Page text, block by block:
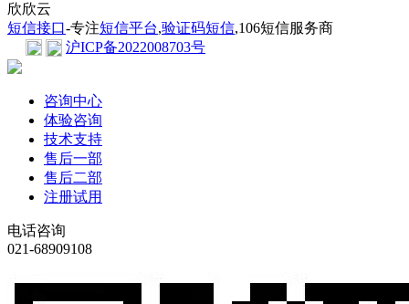
欣欣云
短信接口-专注短信平台,验证码短信,106短信服务商
沪ICP备2022008703号
咨询中心
体验咨询
技术支持
售后一部
售后二部
注册试用
电话咨询
021-68909108